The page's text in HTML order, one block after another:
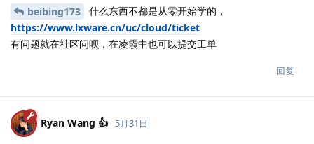
beibing173
什么东西不都是从零开始学的，
https://www.lxware.cn/uc/cloud/ticket
有问题就在社区问呗，在凌霞中也可以提交工单
回复
Ryan Wang 👍 5月31日